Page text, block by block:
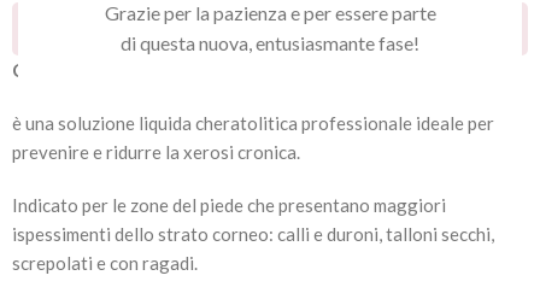
Grazie per la pazienza e per essere parte
di questa nuova, entusiasmante fase!
Persone che guardano questo prodotto ora!
CALLUS REMOVER LIQUID
è una soluzione liquida cheratolitica professionale ideale per
prevenire e ridurre la xerosi cronica.
Indicato per le zone del piede che presentano maggiori
ispessimenti dello strato corneo: calli e duroni, talloni secchi,
screpolati e con ragadi.